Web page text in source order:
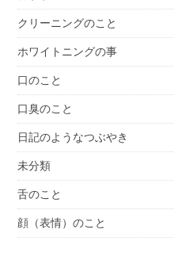
クリーニングのこと
ホワイトニングの事
口のこと
口臭のこと
日記のようなつぶやき
未分類
舌のこと
顔（表情）のこと